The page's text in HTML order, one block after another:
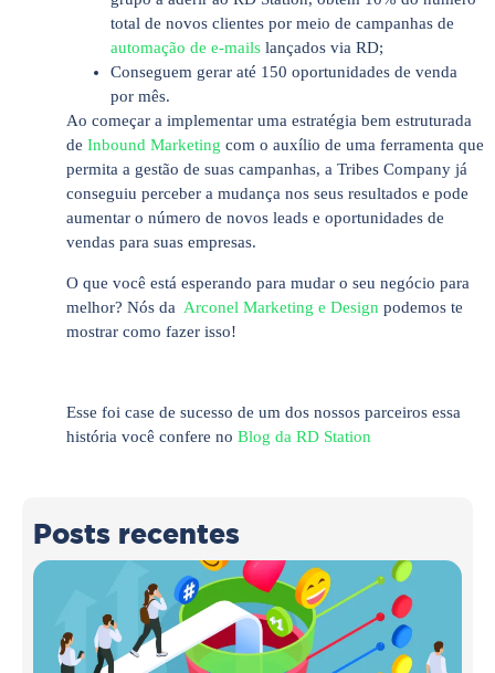
total de novos clientes por meio de campanhas de
automação de e-mails lançados via RD;
Conseguem gerar até 150 oportunidades de venda
por mês.
Ao começar a implementar uma estratégia bem estruturada
de Inbound Marketing com o auxílio de uma ferramenta que
permita a gestão de suas campanhas, a Tribes Company já
conseguiu perceber a mudança nos seus resultados e pode
aumentar o número de novos leads e oportunidades de
vendas para suas empresas.
O que você está esperando para mudar o seu negócio para
melhor? Nós da Arconel Marketing e Design podemos te
mostrar como fazer isso!
Esse foi case de sucesso de um dos nossos parceiros essa
história você confere no Blog da RD Station
Posts recentes